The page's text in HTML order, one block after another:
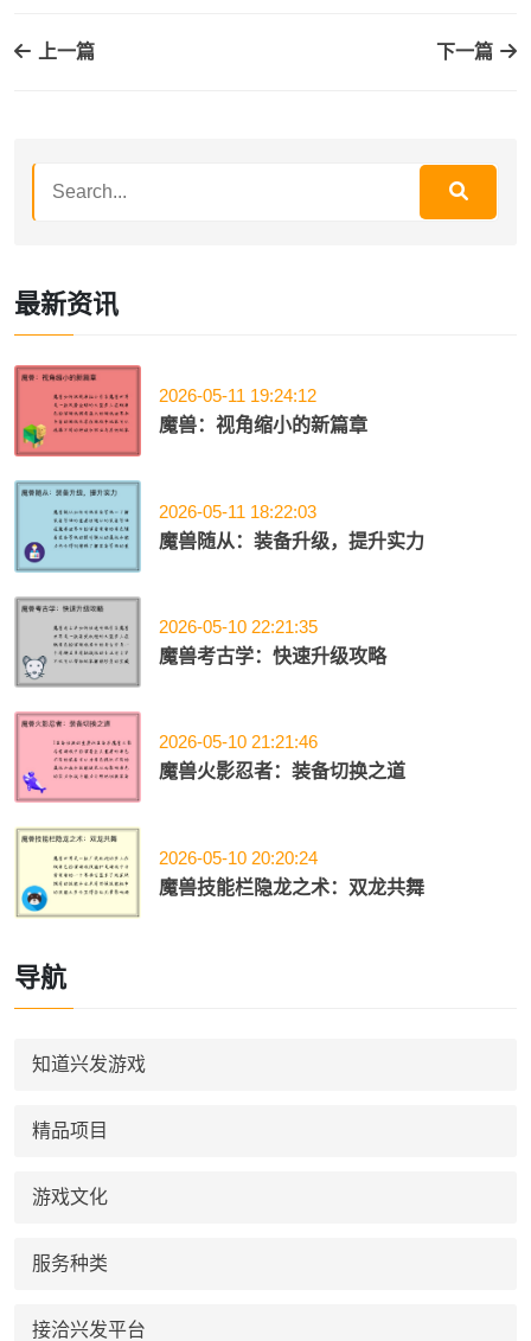
上一篇 下一篇
最新资讯
2026-05-11 19:24:12
魔兽：视角缩小的新篇章
2026-05-11 18:22:03
魔兽随从：装备升级，提升实力
2026-05-10 22:21:35
魔兽考古学：快速升级攻略
2026-05-10 21:21:46
魔兽火影忍者：装备切换之道
2026-05-10 20:20:24
魔兽技能栏隐龙之术：双龙共舞
导航
知道兴发游戏
精品项目
游戏文化
服务种类
接洽兴发平台